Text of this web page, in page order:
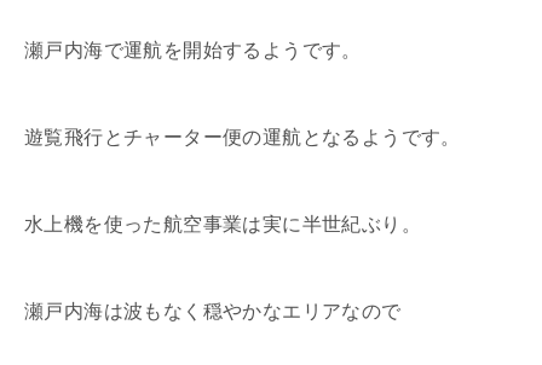
瀬戸内海で運航を開始するようです。
遊覧飛行とチャーター便の運航となるようです。
水上機を使った航空事業は実に半世紀ぶり。
瀬戸内海は波もなく穏やかなエリアなので